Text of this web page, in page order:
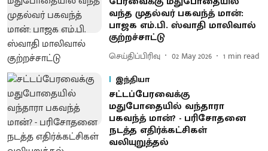
வந்த முதல்வர் பகவந்த் மான்:
பாஜக எம்.பி. ஸ்வாதி மாலிவால்
குற்றச்சாட்டு
செய்திப்பிரிவு 02 May 2026 1 min read
இந்தியா
சட்டப்பேரவைக்கு
மதுபோதையில் வந்தாரா
பகவந்த் மான்? - பரிசோதனை
நடத்த எதிர்க்கட்சிகள்
வலியுறுத்தல்